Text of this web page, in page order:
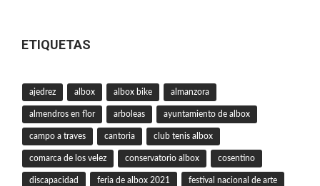
ETIQUETAS
ajedrez albox albox bike almanzora
almendros en flor arboleas ayuntamiento de albox
campo a traves cantoria club tenis albox
comarca de los velez conservatorio albox cosentino
discapacidad feria de albox 2021 festival nacional de arte